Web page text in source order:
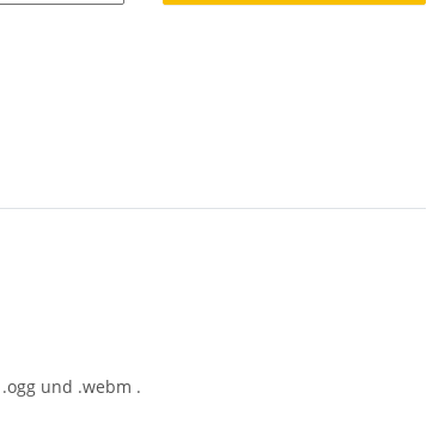
werden unterstützt: .mp4, .ogg und .webm .